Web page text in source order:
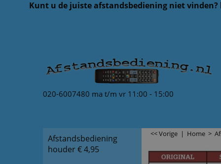
Kunt u de juiste afstandsbediening niet
020-6007480 ma t/m vr 11:00 - 15:00
Afstandsbediening
houder € 4,95
<< Vorige | Home >